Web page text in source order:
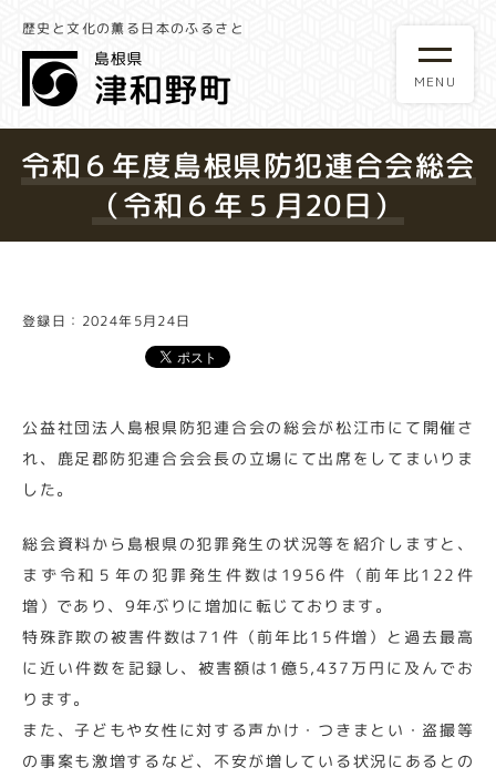
歴史と文化の薫る日本のふるさと
令和６年度島根県防犯連合会総会
（令和６年５月20日）
登録日：2024年5月24日
公益社団法人島根県防犯連合会の総会が松江市にて開催さ
れ、鹿足郡防犯連合会会長の立場にて出席をしてまいりま
した。
総会資料から島根県の犯罪発生の状況等を紹介しますと、
まず令和５年の犯罪発生件数は1956件（前年比122件
増）であり、9年ぶりに増加に転じております。
特殊詐欺の被害件数は71件（前年比15件増）と過去最高
に近い件数を記録し、被害額は1億5,437万円に及んでお
ります。
また、子どもや女性に対する声かけ・つきまとい・盗撮等
の事案も激増するなど、不安が増している状況にあるとの